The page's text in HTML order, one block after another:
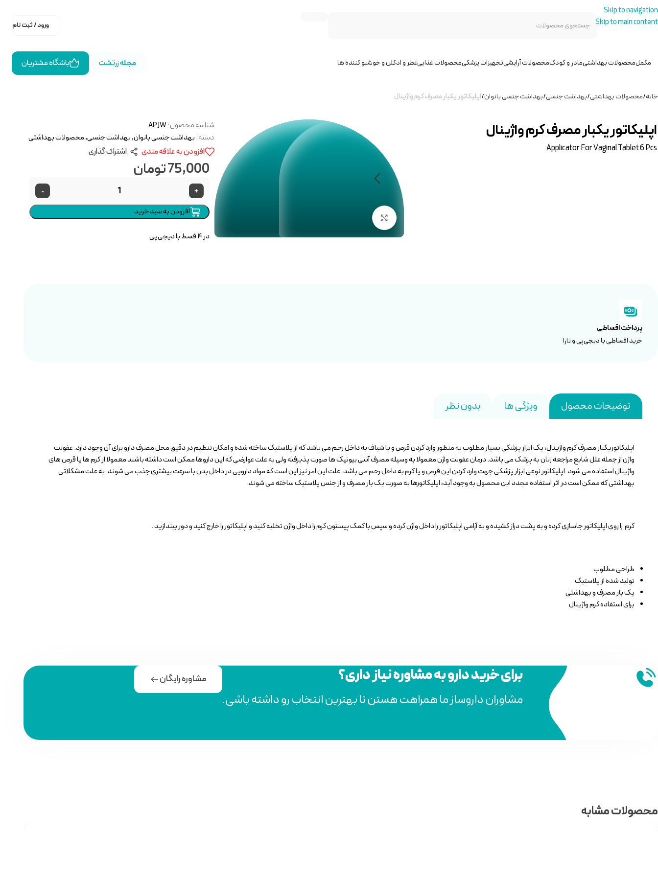
Skip to navigation
Skip to main content
ورود / ثبت نام
مکملمحصولات بهداشتیمادر و کودکمحصولات آرایشیتجهیزات پزشکیمحصولات غذاییعطر و ادکلن و خوشبو کننده ها مجله زرتشت باشگاه مشتریان
خانه/محصولات بهداشتی/بهداشت جنسی/بهداشت جنسی بانوان/اپلیکاتور یکبار مصرف کرم واژینال
اپلیکاتور یکبار مصرف کرم واژینال
Applicator For Vaginal Tablet 6 Pcs
شناسه محصول:APJW
دسته: بهداشت جنسی بانوان,بهداشت جنسی,محصولات بهداشتی
افزودن به علاقه مندی اشتراک گذاری
75,000تومان
- +
افزودن به سبد خرید
در ۴ قسط با دیجی‌پی
پرداخت اقساطی
خرید اقساطی با دیجی‌پی و تارا
توضیحات محصول ویژگی ها بدون نظر
اپلیکاتوریکبار مصرف کرم واژینال، یک ابزار پزشکی بسیار مطلوب به منظور وارد کردن قرص و یا شیاف به داخل رحم می باشد که از پلاستیک ساخته شده و امکان تنظیم در دقیق محل مصرف دارو برای آن وجود دارد. عفونت
واژن از جمله علل شایع مراجعه زنان به پزشک می باشد. درمان عفونت واژن معمولا به وسیله مصرف آنتی بیوتیک ها صورت پذیرفته ولی به علت عوارضی که این داروها ممکن است داشته باشند معمولا از کرم ها یا قرص های
واژینال استفاده می شود. اپلیکاتور نوعی ابزار پزشکی جهت وارد کردن این قرص و یا کرم به داخل رحم می باشد. علت این امر نیز این است که مواد دارویی در داخل بدن با سرعت بیشتری جذب می شوند. به علت مشکلاتی
بهداشتی که ممکن است در اثر استفاده مجدد این محصول به وجود آید، اپلیکاتورها به صورت یک بار مصرف و از جنس پلاستیک ساخته می شوند.
کرم را روی اپلیکاتور جاسازی کرده و به پشت دراز کشیده و به آرامی اپلیکاتور را داخل واژن کرده و سپس با کمک پیستون کرم را داخل واژن تخلیه کنید و اپلیکاتور را خارج کنید و دور بیندازید .
طراحی مطلوب
تولید شده از پلاستیک
یک بار مصرف و بهداشتی
برای استفاده کرم واژینال
برای خرید دارو به مشاوره نیاز داری؟
مشاوران داروساز ما همراهت هستن تا بهترین انتخاب رو داشته باشی.
مشاوره رایگان
محصولات مشابه